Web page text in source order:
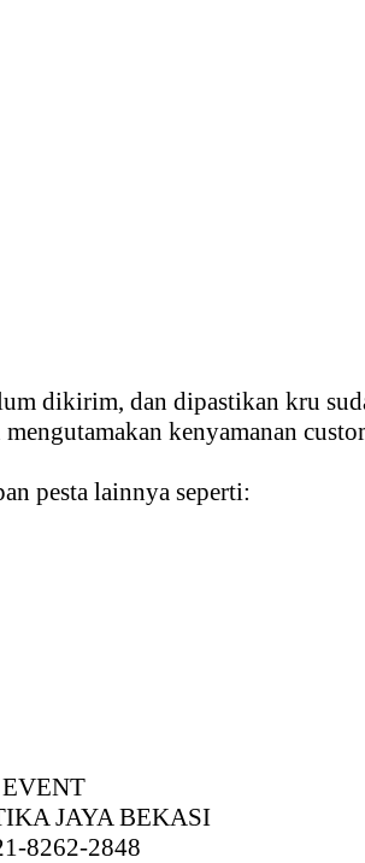
dikirim, dan dipastikan kru
kenyamanan
pesta lainnya seperti:
EVENT
JAYA BEKASI
8262-2848